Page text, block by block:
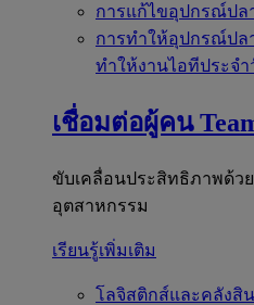
การแก้ไขอุปกรณ์ปล
การทำให้อุปกรณ์ปล
ทำให้งานไอทีประจ
เชื่อมต่อผู้คน
ขับเคลื่อนประสิทธิภาพด้ว
อุตสาหกรรม
เรียนรู้เพิ่มเติม
โลจิสติกส์และคลังสิ